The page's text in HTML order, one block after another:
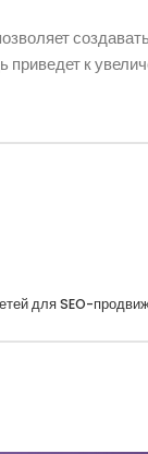
приведет к
для SEO-